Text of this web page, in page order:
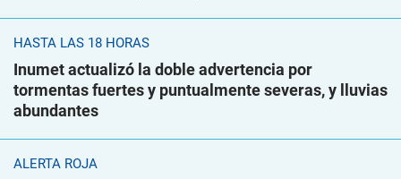
HASTA LAS 18 HORAS
Inumet actualizó la doble advertencia por
tormentas fuertes y puntualmente severas, y lluvias
abundantes
ALERTA ROJA